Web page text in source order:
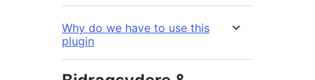
Why do we have to use this
plugin